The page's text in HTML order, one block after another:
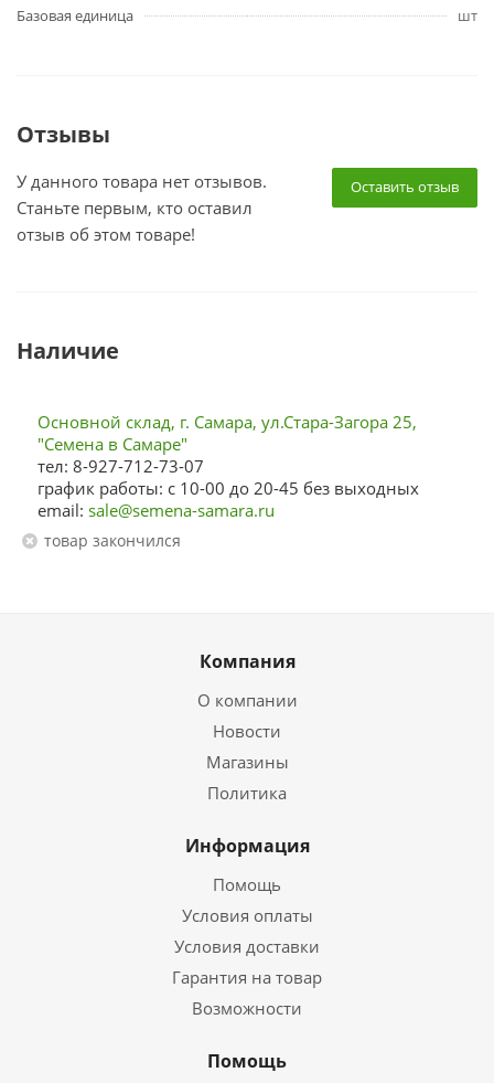
Базовая единица
шт
Отзывы
Оставить отзыв
У данного товара нет отзывов.
Станьте первым, кто оставил
отзыв об этом товаре!
Наличие
Основной склад, г. Самара, ул.Стара-Загора 25,
"Семена в Самаре"
тел: 8-927-712-73-07
график работы: с 10-00 до 20-45 без выходных
email: sale@semena-samara.ru
Товар закончился
Компания
О компании
Новости
Магазины
Политика
Информация
Помощь
Условия оплаты
Условия доставки
Гарантия на товар
Возможности
Помощь